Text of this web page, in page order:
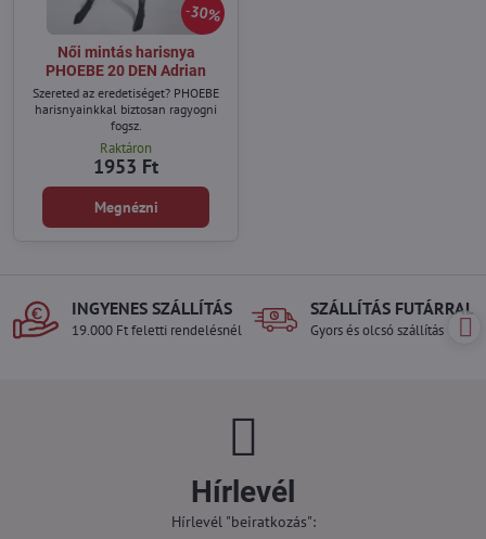
30%
Női mintás harisnya
PHOEBE 20 DEN Adrian
Szereted az eredetiséget? PHOEBE
harisnyainkkal biztosan ragyogni
fogsz.
Raktáron
1953 Ft
Megnézni
INGYENES SZÁLLÍTÁS
19.000 Ft feletti rendelésnél
SZÁLLÍTÁS FUTÁRRAL
Gyors és olcsó szállítás
Hírlevél
Hírlevél "beiratkozás":